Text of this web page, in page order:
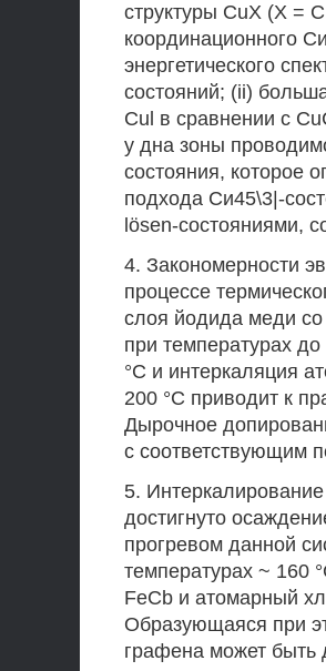
структуры CuX (X =
координационного
энергетического
состояний; (ii)
Cul в сравнении с
у дна зоны
состояния, которое
подхода Си45\3|-
lösen-состояниями,
4. Закономерности
процессе
слоя йодида меди со
при температурах
°С и интеркаляция
200 °С приводит к
Дырочное
с соответствующим
5.
достигнуто
прогревом данной
температурах ~ 160
FeCb и атомарный
Образующаяся при
графена может быть